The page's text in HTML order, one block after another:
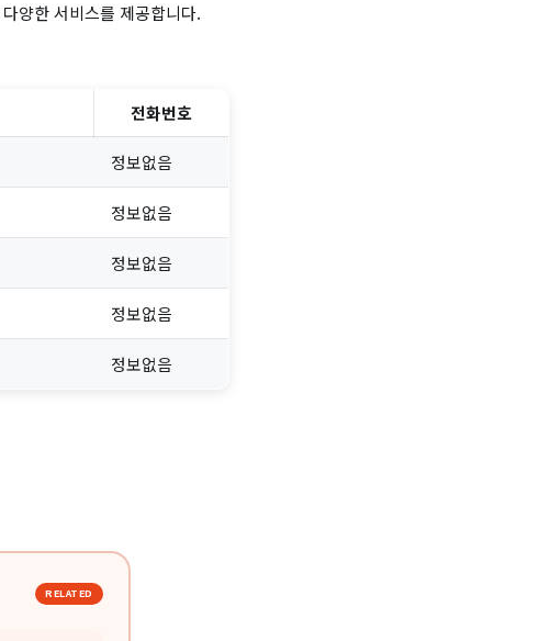
양한 서비스를 제공합니다.
전화번호
정보없음
정보없음
정보없음
정보없음
정보없음
RELATED